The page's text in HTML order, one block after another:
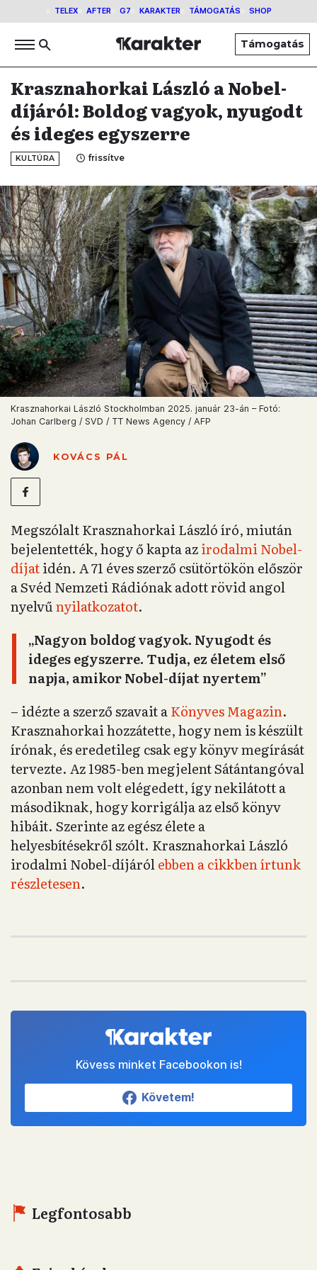
TELEX AFTER G7 KARAKTER TÁMOGATÁS SHOP
Támogatás
Krasznahorkai László a Nobel-
díjáról: Boldog vagyok, nyugodt
és ideges egyszerre
KULTÚRA frissítve
Krasznahorkai László Stockholmban 2025. január 23-án – Fotó:
Johan Carlberg / SVD / TT News Agency / AFP
KOVÁCS PÁL
Megszólalt Krasznahorkai László író, miután
bejelentették, hogy ő kapta azirodalmi Nobel-
díjatidén. A 71 éves szerző csütörtökön először
a Svéd Nemzeti Rádiónak adott rövid angol
nyelvűnyilatkozatot.
„Nagyon boldog vagyok. Nyugodt és
ideges egyszerre. Tudja, ez életem első
napja, amikor Nobel-díjat nyertem”
– idézte a szerző szavait aKönyves Magazin.
Krasznahorkai hozzátette, hogy nem is készült
írónak, és eredetileg csak egy könyv megírását
tervezte. Az 1985-ben megjelent Sátántangóval
azonban nem volt elégedett, így nekilátott a
másodiknak, hogy korrigálja az első könyv
hibáit. Szerinte az egész élete a
helyesbítésekről szólt. Krasznahorkai László
irodalmi Nobel-díjárólebben a cikkben írtunk
részletesen.
Kövess minket Facebookon is!
Követem!
Legfontosabb